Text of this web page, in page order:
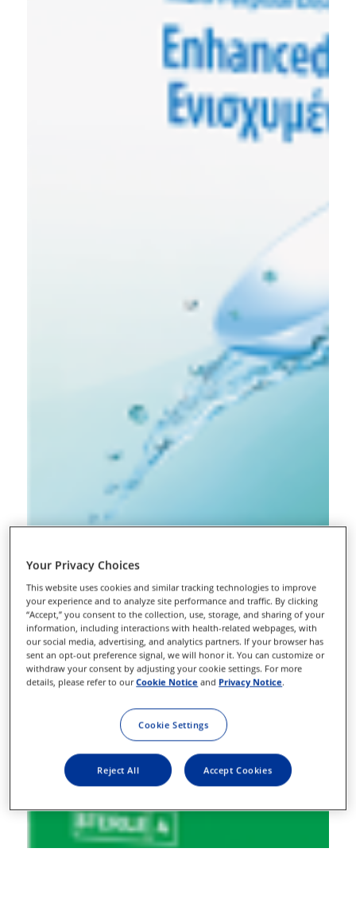
Your Privacy Choices
This website uses cookies and similar tracking technologies to improve
your experience and to analyze site performance and traffic. By clicking
“Accept,” you consent to the collection, use, storage, and sharing of your
information, including interactions with health-related webpages, with
our social media, advertising, and analytics partners. If your browser has
sent an opt-out preference signal, we will honor it. You can customize or
withdraw your consent by adjusting your cookie settings. For more
details, please refer to ourCookie Notice and Privacy Notice.
Cookie Settings
Reject All Accept Cookies